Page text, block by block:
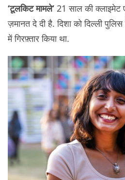
‘टूलकिट मामले’ 21 साल की क्लाइमेट
ज़मानत दे दी है. दिशा को दिल्ली
में गिरफ़्तार किया था.